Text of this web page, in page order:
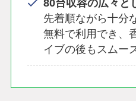
80台収容の広々と
先着順ながら十分
無料で利用でき、
イブの後もスムー